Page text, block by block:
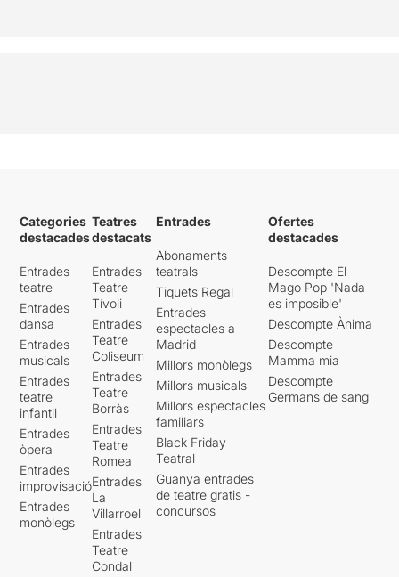
Categories
destacades
Entrades
teatre
Entrades
dansa
Entrades
musicals
Entrades
teatre
infantil
Entrades
òpera
Entrades
improvisació
Entrades
monòlegs
Teatres
destacats
Entrades
Teatre
Tívoli
Entrades
Teatre
Coliseum
Entrades
Teatre
Borràs
Entrades
Teatre
Romea
Entrades
La
Villarroel
Entrades
Teatre
Condal
Entrades
Abonaments
teatrals
Tiquets Regal
Entrades
espectacles a
Madrid
Millors monòlegs
Millors musicals
Millors espectacles
familiars
Black Friday
Teatral
Guanya entrades
de teatre gratis -
concursos
Ofertes
destacades
Descompte El
Mago Pop 'Nada
es imposible'
Descompte Ànima
Descompte
Mamma mia
Descompte
Germans de sang